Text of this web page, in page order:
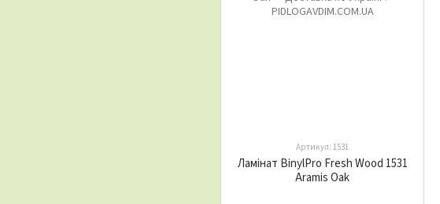
Артикул: 1531
Ламінат BinylPro Fresh Wood 1531
Aramis Oak